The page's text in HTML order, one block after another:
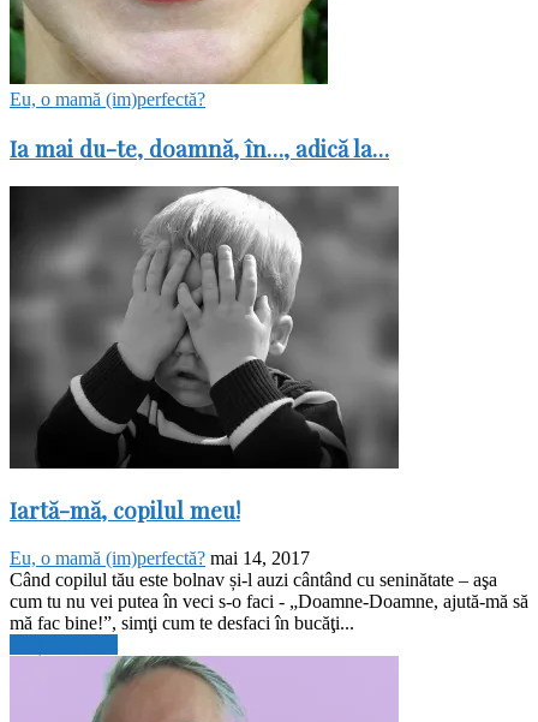
Eu, o mamă (im)perfectă?
Ia mai du-te, doamnă, în…, adică la…
Iartă-mă, copilul meu!
Eu, o mamă (im)perfectă? mai 14, 2017
Când copilul tău este bolnav și-l auzi cântând cu seninătate – aşa
cum tu nu vei putea în veci s-o faci - „Doamne-Doamne, ajută-mă să
mă fac bine!”, simţi cum te desfaci în bucăţi...